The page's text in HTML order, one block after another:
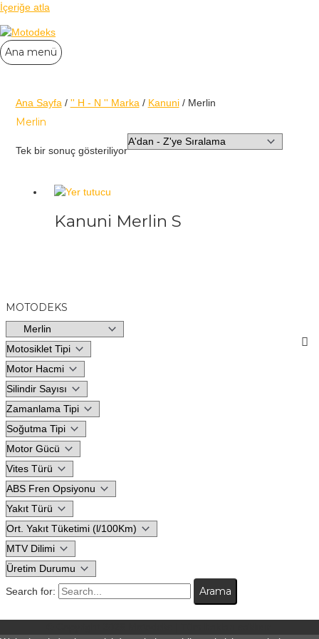
İçeriğe atla
Ana menü
MOTODEKS
Search for:
Ana Sayfa / '' H - N '' Marka / Kanuni/ Merlin
Merlin
Tek bir sonuç gösteriliyor
Kanuni Merlin S